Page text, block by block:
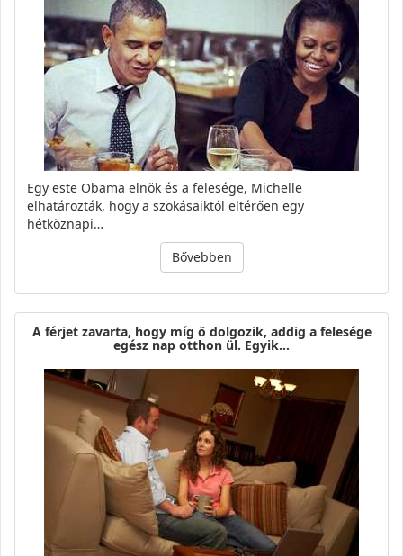
Egy este Obama elnök és a felesége, Michelle
elhatározták, hogy a szokásaiktól eltérően egy
hétköznapi…
Bővebben
A férjet zavarta, hogy míg ő dolgozik, addig a felesége
egész nap otthon ül. Egyik…